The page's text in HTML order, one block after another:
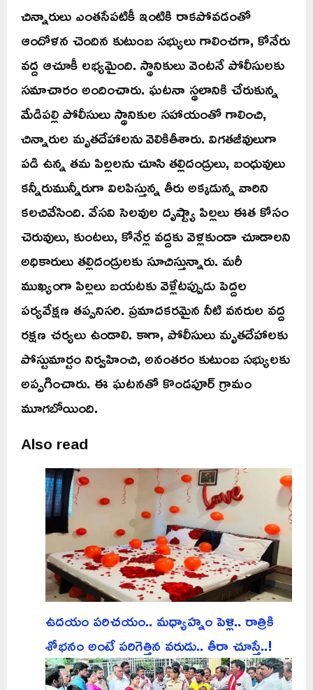
చిన్నారులు ఎంతసేపటికీ ఇంటికి రాకపోవడంతో
ఆందోళన చెందిన కుటుంబ సభ్యులు గాలించగా, కోనేరు
వద్ద ఆచూకీ లభ్యమైంది. స్థానికులు వెంటనే పోలీసులకు
సమాచారం అందించారు. ఘటనా స్థలానికి చేరుకున్న
మేడిపల్లి పోలీసులు స్థానికుల సహాయంతో గాలించి,
చిన్నారుల మృతదేహాలను వెలికితీశారు. విగతజీవులుగా
పడి ఉన్న తమ పిల్లలను చూసి తల్లిదండ్రులు, బంధువులు
కన్నీరుమున్నీరుగా విలపిస్తున్న తీరు అక్కడున్న వారిని
కలచివేసింది. వేసవి సెలవుల దృష్ట్యా పిల్లలు ఈత కోసం
చెరువులు, కుంటలు, కోనేర్ల వద్దకు వెళ్లకుండా చూడాలని
అధికారులు తల్లిదండ్రులకు సూచిస్తున్నారు. మరీ
ముఖ్యంగా పిల్లలు బయటకు వెళ్లేటప్పుడు పెద్దల
పర్యవేక్షణ తప్పనిసరి. ప్రమాదకరమైన నీటి వనరుల వద్ద
రక్షణ చర్యలు ఉండాలి. కాగా, పోలీసులు మృతదేహాలకు
పోస్టుమార్టం నిర్వహించి, అనంతరం కుటుంబ సభ్యులకు
అప్పగించారు. ఈ ఘటనతో కొండపూర్ గ్రామం
మూగబోయింది.
Also read
ఉదయం పరిచయం.. మధ్యాహ్నం పెళ్లి.. రాత్రికి
శోభనం అంటే పరిగెత్తిన వరుడు.. తీరా చూస్తే..!